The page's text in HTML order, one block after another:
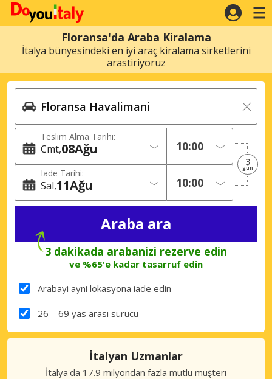
Floransa'da Araba Kiralama
İtalya bünyesindeki en iyi araç kiralama sirketlerini
arastiriyoruz
Teslim Alma Tarihi:
Cmt 08Ağu
Iade Tarihi:
Sal 11Ağu
3
gün
3 dakikada arabanizi rezerve edin
ve %65'e kadar tasarruf edin
Arabayi ayni lokasyona iade edin
26 – 69 yas arasi sürücü
İtalyan Uzmanlar
İtalya'da 17.9 milyondan fazla mutlu müşteri